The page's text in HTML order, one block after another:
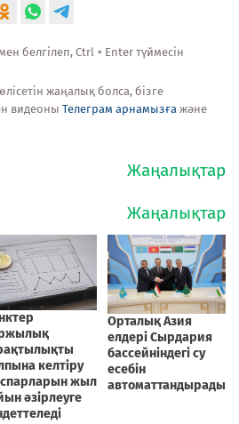
белгілеп, Ctrl + Enter түймесін
жаңалық болса, бізге
видеоны Телеграм арнамызға және